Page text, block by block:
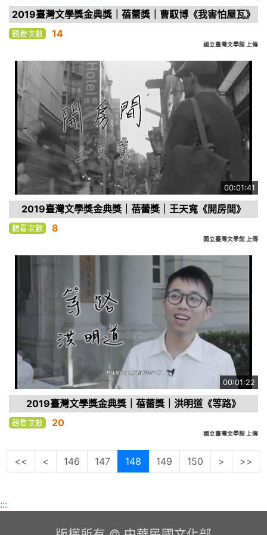
2019臺灣文學獎金典獎｜蓓蕾獎｜曹馭博《我害怕屋瓦》
觀看次數 14
國立臺灣文學館 上傳
00:01:41
2019臺灣文學獎金典獎｜蓓蕾獎｜王天寬《開房間》
觀看次數 8
國立臺灣文學館 上傳
00:01:22
2019臺灣文學獎金典獎｜蓓蕾獎｜洪明道《等路》
觀看次數 20
國立臺灣文學館 上傳
<< < 146 147 148 149 150 > >>
:::